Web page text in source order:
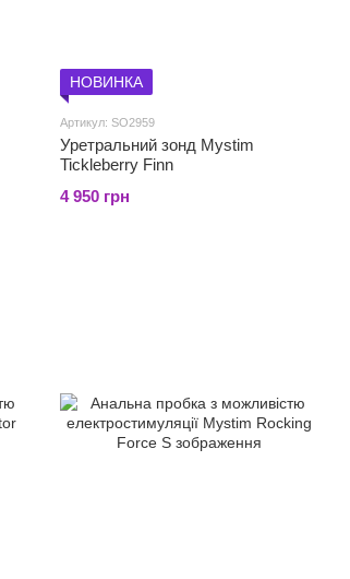
НОВИНКА
Артикул: SO2959
Уретральний зонд Mystim
Tickleberry Finn
4 950 грн